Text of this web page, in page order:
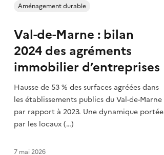
Val-de-Marne : bilan
2024 des agréments
immobilier d’entreprises
Hausse de 53 % des surfaces agréées dans
les établissements publics du Val-de-Marne
par rapport à 2023. Une dynamique portée
par les locaux (…)
Aménagement durable
7 mai 2026